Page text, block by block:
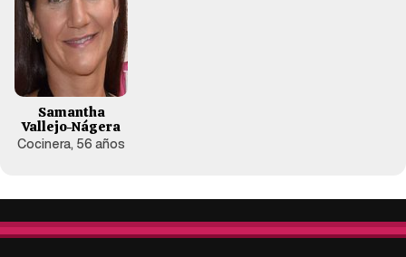
Samantha
Vallejo-Nágera
Cocinera, 56 años